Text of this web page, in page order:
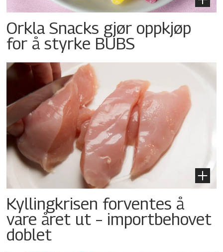
Orkla Snacks gjør oppkjøp
for å styrke BUBS
Kyllingkrisen forventes å
vare året ut – importbehovet
doblet